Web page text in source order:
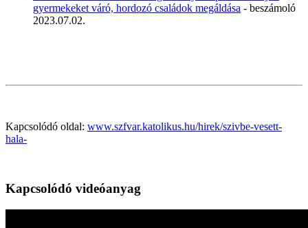
gyermekeket váró, hordozó családok megáldása - beszámoló
2023.07.02.
Kapcsolódó oldal: www.szfvar.katolikus.hu/hirek/szivbe-vesett-
hala-
Kapcsolódó videóanyag